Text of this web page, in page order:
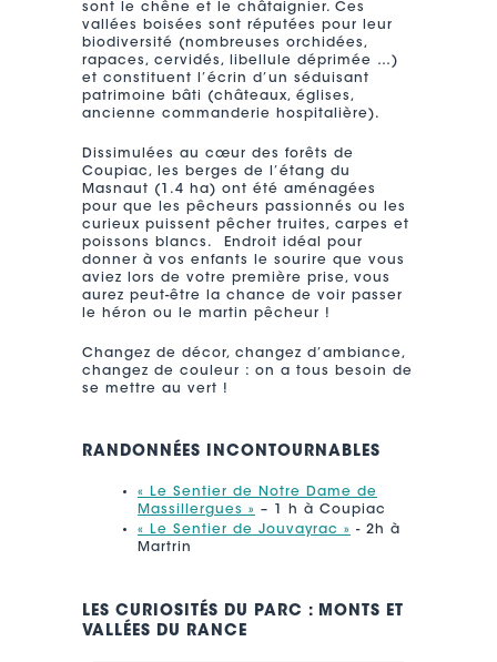
sont le chêne et le châtaignier. Ces
vallées boisées sont réputées pour leur
biodiversité (nombreuses orchidées,
rapaces, cervidés, libellule déprimée …)
et constituent l’écrin d’un séduisant
patrimoine bâti (châteaux, églises,
ancienne commanderie hospitalière).
Dissimulées au cœur des forêts de
Coupiac, les berges de l’étang du
Masnaut (1.4 ha) ont été aménagées
pour que les pêcheurs passionnés ou les
curieux puissent pêcher truites, carpes et
poissons blancs. Endroit idéal pour
donner à vos enfants le sourire que vous
aviez lors de votre première prise, vous
aurez peut-être la chance de voir passer
le héron ou le martin pêcheur !
Changez de décor, changez d’ambiance,
changez de couleur : on a tous besoin de
se mettre au vert !
RANDONNÉES INCONTOURNABLES
« Le Sentier de Notre Dame de
Massillergues » – 1 h à Coupiac
« Le Sentier de Jouvayrac » - 2h à
Martrin
LES CURIOSITÉS DU PARC : MONTS ET
VALLÉES DU RANCE